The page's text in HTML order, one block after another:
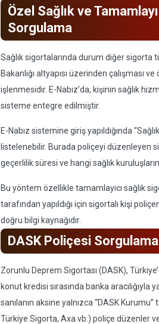
Özel Sağlık ve
Sorgulama
Sağlık sigortalarında durum diğer sigorta
Bakanlığı altyapısı üzerinden çalışması
işlenmesidir. E-Nabız’da, kişinin sağlık
sisteme entegre edilmiştir.
E-Nabız sistemine giriş yapıldığında
listelenebilir. Burada poliçeyi düzenleyen
geçerlilik süresi ve hangi sağlık
Bu yöntem özellikle tamamlayıcı sağlık
tarafından yapıldığı için sigortalı kişi
doğru bilgi kaynağıdır.
DASK Poliçesi
Zorunlu Deprem Sigortası (DASK),
konut kredisi sırasında banka
sanılanın aksine yalnızca “DASK
Türkiye Sigorta, Axa vb.) poliçe düzenler